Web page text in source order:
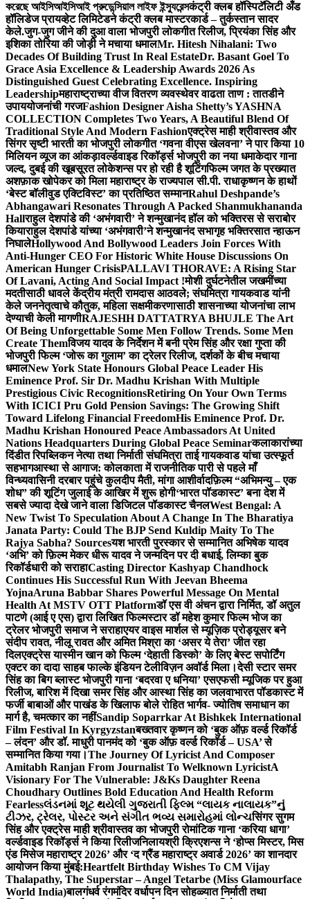
করেছে আইসিআইসিআই প্রুডেন্সিয়াল লাইফ ইন্স্যুরেন্সकंट्री क्लब हॉस्पिटॅलिटी अँड
हॉलिडेज प्रायव्हेट लिमिटेडने कंट्री क्लब मास्टरकार्ड – तुर्कस्तान सादर
केले.जुग-जुग जीने की दुआ वाला भोजपुरी लोकगीत रिलीज, प्रियंका सिंह और
इशिका तोरिया की जोड़ी ने मचाया धमालMr. Hitesh Nihalani: Two
Decades Of Building Trust In Real EstateDr. Basant Goel To
Grace Asia Excellence & Leadership Awards 2026 As
Distinguished Guest Celebrating Excellence. Inspiring
Leadershipमहाराष्ट्राच्या वीज वितरण व्यवस्थेवर वाढता ताण : तातडीने
उपाययोजनांची गरजFashion Designer Aisha Shetty’s YASHNA
COLLECTION Completes Two Years, A Beautiful Blend Of
Traditional Style And Modern Fashionएक्ट्रेस माही श्रीवास्तव और
सिंगर सृष्टी भारती का भोजपुरी लोकगीत ‘गवना वीएस खेलवना’ ने पार किया 10
मिलियन व्यूज का आंकड़ावर्ल्डवाइड रिकॉर्ड्स भोजपुरी का नया धमाकेदार गाना
जल्द, दुबई की खूबसूरत लोकेशन्स पर हो रही है शूटिंगफिल्म जगत के प्रख्यात
अशफ़ाक खोपेकर को मिला महाराष्ट्र के राज्यपाल सी.पी. राधाकृष्णन के हाथों
‘बेस्ट बॉलीवुड एक्टिविस्ट’ का प्रतिष्ठित सम्मानRahul Deshpande’s
Abhangawari Resonates Through A Packed Shanmukhananda
Hallराहुल देशपांडे की ‘अभंगवारी’ ने शन्मुखानंद हॉल को भक्तिरस से सराबोर
कियाराहुल देशपांडे यांच्या ‘अभंगवारी’ने शन्मुखानंद सभागृह भक्तिरसात न्हाऊन
निघालेHollywood And Bollywood Leaders Join Forces With
Anti-Hunger CEO For Historic White House Discussions On
American Hunger CrisisPALLAVI THORAVE: A Rising Star
Of Lavani, Acting And Social Impact !मोशी दुर्घटनेतील जखमींच्या
मदतीसाठी धावले केंद्रीय मंत्री रामदास आठवले; संघमित्रा गायकवाड यांनी
केले जननेतृत्वाचे कौतुक, महिला सक्षमीकरणासाठी शासनाच्या योजनांचा लाभ
देण्याची केली मागणीRAJESHH DATTATRYA BHUJLE The Art
Of Being Unforgettable Some Men Follow Trends. Some Men
Create Themविजय यादव के निर्देशन में बनी प्रेम सिंह और रक्षा गुप्ता की
भोजपुरी फिल्म ‘जोरू का गुलाम’ का ट्रेलर रिलीज, दर्शकों के बीच मचाया
धमालNew York State Honours Global Peace Leader His
Eminence Prof. Sir Dr. Madhu Krishan With Multiple
Prestigious Civic RecognitionsRetiring On Your Own Terms
With ICICI Pru Gold Pension Savings: The Growing Shift
Toward Lifelong Financial FreedomHis Eminence Prof. Dr.
Madhu Krishan Honoured Peace Ambassadors At United
Nations Headquarters During Global Peace Seminarकलाकारांच्या
दिंडीत रिपब्लिकन नेत्या तथा निर्माती संघमित्रा ताई गायकवाड यांचा उत्स्फूर्त
सहभागआस्था से आगाज: कोलकाता में राजनीतिक पारी से पहले माँ
विन्ध्यवासिनी दरबार पहुंचे कुलदीप मैती, मांगा आशीर्वादफ़िल्म “अभिमन्यु – एक
शोध” की शूटिंग जुलाई के आखिर में शुरू होगी‘भारत पॉडकास्ट’ बना देश में
सबसे ज्यादा देखे जाने वाला डिजिटल पॉडकास्ट चैनलWest Bengal: A
New Twist To Speculation About A Change In The Bharatiya
Janata Party: Could The BJP Send Kuldip Maity To The
Rajya Sabha? Sourcesयश भारती पुरस्कार से सम्मानित अभिषेक यादव
‘अभि’ को फ़िल्म मेकर धीरू यादव ने जन्मदिन पर दी बधाई, लिम्का बुक
रिकॉर्डधारी को सराहाCasting Director Kashyap Chandhock
Continues His Successful Run With Jeevan Bheema
YojnaAruna Babbar Shares Powerful Message On Mental
Health At MSTV OTT Platformडॉ एस वी अंचन द्वारा निर्मित, डॉ अतुल
पाटणे (आई ए एस) द्वारा लिखित फिल्मस्टार डॉ महेश कुमार फिल्म भोज का
ट्रेलर भोजपुरी समाज ने सराहाएयर वाइस मार्शल से म्यूज़िक प्रोड्यूसर बने
संदीप रावत, नीलू रावत और अमित मिश्रा का ‘असर ये तेरा’ जीत रहा
दिलएक्ट्रेस यास्मीन खान को फिल्म ‘देहाती डिस्को’ के लिए बेस्ट सपोर्टिंग
एक्टर का दादा साहब फाल्के इंडियन टेलीविज़न अवॉर्ड मिला।देसी स्टार समर
सिंह का बिग ब्लास्ट भोजपुरी गाना ‘बदरवा ए धनिया’ एसएफसी म्यूजिक पर हुआ
रिलीज, बारिश में दिखा समर सिंह और आस्था सिंह का जलवाभारत पॉडकास्ट में
फर्जी बाबाओं और पाखंड के खिलाफ बोले रोहित भार्गव- ज्योतिष समाधान का
मार्ग है, चमत्कार का नहींSandip Soparrkar At Bishkek International
Film Festival In Kyrgyzstanबख्तवार कृष्णन को ‘बुक ऑफ़ वर्ल्ड रिकॉर्ड
– लंदन’ और डॉ. माधुरी पानमंद को ‘बुक ऑफ़ वर्ल्ड रिकॉर्ड – USA’ से
सम्मानित किया गया।The Journey Of Lyricist And Composer
Amitabh Ranjan From Journalist To Welknown LyricistA
Visionary For The Vulnerable: J&Ks Daughter Reena
Choudhary Outlines Bold Education And Health Reform
Fearlessલંડનમાં શૂટ થયેલી ગુજરાતી ફિલ્મ “લાયક નાલાયક”નું
ટીઝર, ટ્રેલર, પોસ્ટર અને સંગીત ભવ્ય સમારોહમાં લોન્ચसिंगर सुगम
सिंह और एक्ट्रेस माही श्रीवास्तव का भोजपुरी रोमांटिक गाना ‘करिया धागा’
वर्ल्डवाइड रिकॉर्ड्स ने किया रिलीजनिलायश्री क्रिएशन्स ने ‘होप्स मिस्टर, मिस
एंड मिसेज महाराष्ट्र 2026’ और ‘द ग्रैंड महाराष्ट्र अवार्ड 2026’ का शानदार
आयोजन किया मुंबई:Heartfelt Birthday Wishes To CM Vijay
Thalapathy, The Superstar – Angel Tetarbe (Miss Glamourface
World India)बालगंधर्व रंगमंदिर वर्धापन दिन सोहळ्यात निर्माती तथा